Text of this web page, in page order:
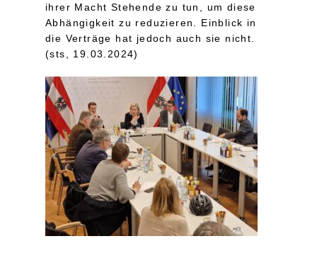
ihrer Macht Stehende zu tun, um diese
Abhängigkeit zu reduzieren. Einblick in
die Verträge hat jedoch auch sie nicht.
(sts, 19.03.2024)